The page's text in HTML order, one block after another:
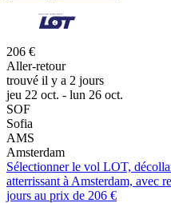
206 €
Aller-retour
trouvé il y a 2 jours
jeu 22 oct. - lun 26 oct.
SOF
Sofia
AMS
Amsterdam
Sélectionner le vol LOT,
atterrissant à Amsterdam, avec
jours au prix de 206 €